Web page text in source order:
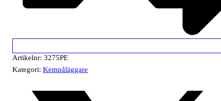
Artikelnr:3275PE
Kategori:Kempåläggare